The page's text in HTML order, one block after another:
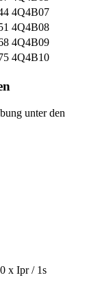
4Q4B07
4Q4B08
4Q4B09
4Q4B10
unter den
x Ipr / 1s